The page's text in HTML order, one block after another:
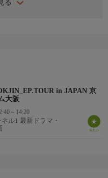
る
オフとして企画され、JIN
ちた感動的なステージになっ
in JAPAN 京
大阪
～14:20
ル1 最新ドラマ・